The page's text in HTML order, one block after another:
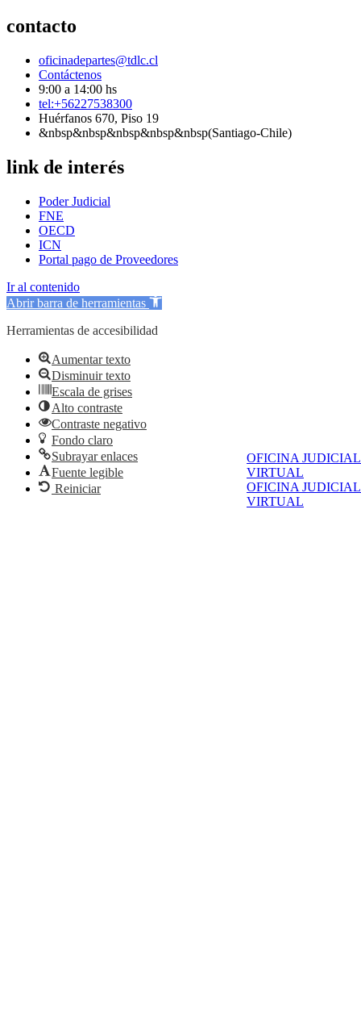
OFICINA JUDICIAL
VIRTUAL
OFICINA JUDICIAL
VIRTUAL
contacto
oficinadepartes@tdlc.cl
Contáctenos
9:00 a 14:00 hs
tel:+56227538300
Huérfanos 670, Piso 19
&nbsp&nbsp&nbsp&nbsp&nbsp(Santiago-Chile)
link de interés
Poder Judicial
FNE
OECD
ICN
Portal pago de Proveedores
Ir al contenido
Abrir barra de herramientas
Herramientas de accesibilidad
Aumentar texto
Disminuir texto
Escala de grises
Alto contraste
Contraste negativo
Fondo claro
Subrayar enlaces
Fuente legible
Reiniciar